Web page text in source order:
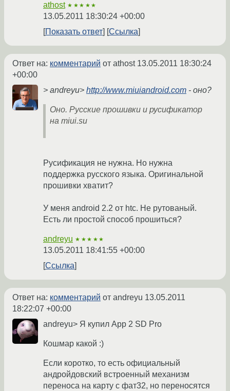
athost ★★★★★
13.05.2011 18:30:24 +00:00
Показать ответ
Ссылка
Ответ на: комментарий от athost 13.05.2011 18:30:24
+00:00
> andreyu> http://www.miuiandroid.com - оно?
Оно. Русские прошивки и русификатор
на miui.su
Русификация не нужна. Но нужна
поддержка русского языка. Оригинальной
прошивки хватит?
У меня android 2.2 от htc. Не рутованый.
Есть ли простой способ прошиться?
andreyu ★★★★★
13.05.2011 18:41:55 +00:00
Ссылка
Ответ на: комментарий от andreyu 13.05.2011
18:22:07 +00:00
andreyu> Я купил App 2 SD Pro
Кошмар какой :)
Если коротко, то есть официальный
андройдовский встроенный механизм
переноса на карту с фат32, но переносятся